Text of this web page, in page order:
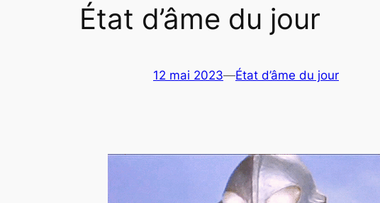
État d’âme du jour
12 mai 2023—État d’âme du jour